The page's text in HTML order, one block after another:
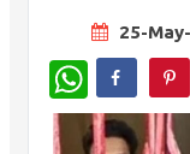
25-
WhatsApp